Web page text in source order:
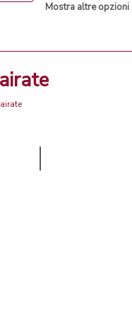
Mostra altre opzioni